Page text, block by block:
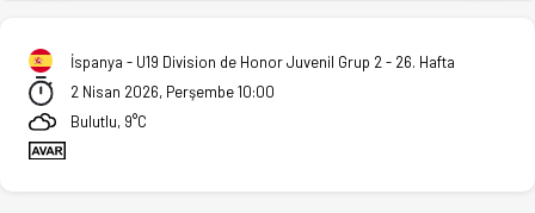
İspanya - U19 Division de Honor Juvenil Grup 2 - 26. Hafta
2 Nisan 2026, Perşembe 10:00
Bulutlu, 9°C